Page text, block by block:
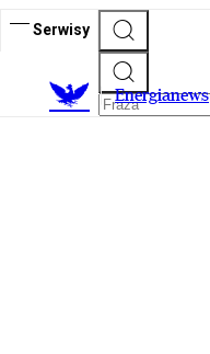
Serwisy
Energianews